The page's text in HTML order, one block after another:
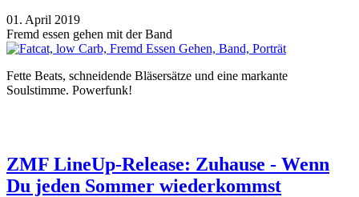
01. April 2019
Fremd essen gehen mit der Band
Fette Beats, schneidende Bläsersätze und eine markante
Soulstimme. Powerfunk!
ZMF LineUp-Release: Zuhause - Wenn
Du jeden Sommer wiederkommst